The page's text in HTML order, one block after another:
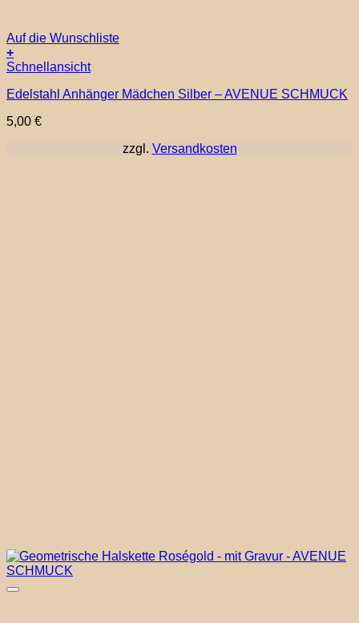
Auf die Wunschliste
+
Schnellansicht
Edelstahl Anhänger Mädchen Silber – AVENUE SCHMUCK
5,00 €
zzgl. Versandkosten